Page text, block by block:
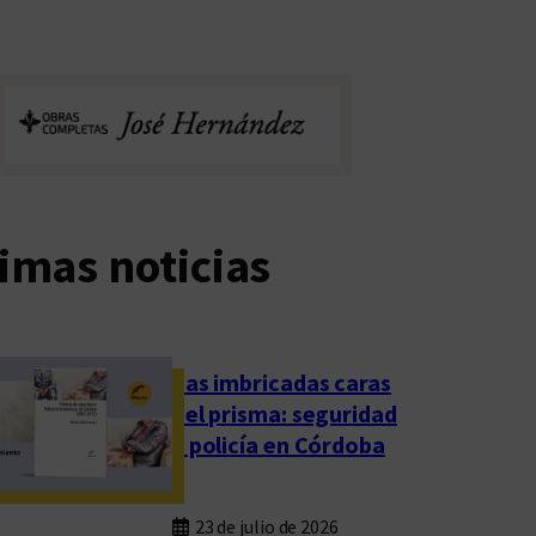
noticias
Las imbricadas caras
del prisma: seguridad
y policía en Córdoba
23 de julio de 2026